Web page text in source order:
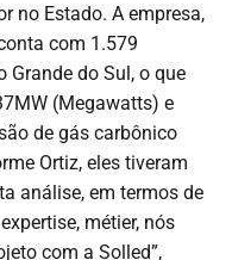
no Estado. A empresa,
com 1.579
Grande do Sul, o que
(Megawatts) e
de gás carbônico
Ortiz, eles tiveram
análise, em termos de
métier, nós
com a Solled”,